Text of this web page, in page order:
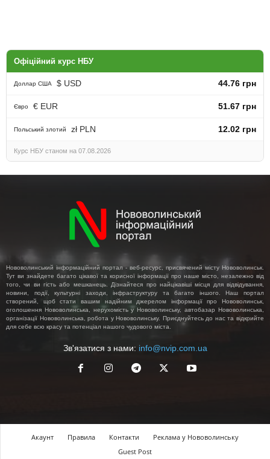
Офіційний курс НБУ
Доллар США $ USD 44.76 грн
Євро € EUR 51.67 грн
Польський злотий zł PLN 12.02 грн
Курс НБУ станом на 07.08.2026
Нововолинський інформаційний портал - веб-ресурс, присвячений місту Нововолинськ.
Тут ви знайдете багато цікавої та корисної інформації про наше місто, незалежно від
того, чи ви гість або мешканець. Дізнайтеся про найцікавіші місця для відвідування,
новини, події, культурні заходи, інфраструктуру та багато іншого. Наш портал
створений, щоб стати вашим надійним джерелом інформації про Нововолинськ,
оголошення Нововолинська, нерухомість у Нововолинську, автобазар Нововолинська,
організації Нововолинська, робота у Нововолинську. Приєднуйтесь до нас та відкрийте
для себе всю красу та потенціал нашого чудового міста.
Зв'язатися з нами: info@nvip.com.ua
Акаунт Правила Контакти
Реклама у Нововолинську
Guest Post